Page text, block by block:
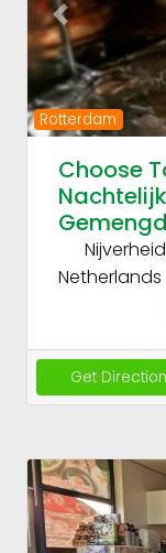
Rotterdam
Previous
Choose
Netherlands
Get